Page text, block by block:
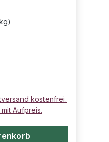
kostenfrei.
Aufpreis.